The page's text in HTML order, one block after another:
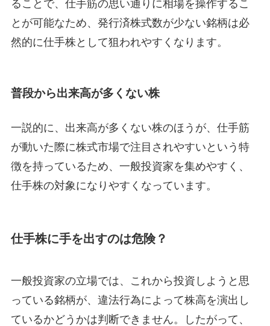
ることで、仕手筋の思い通りに相場を操作するこ
とが可能なため、発行済株式数が少ない銘柄は必
然的に仕手株として狙われやすくなります。
普段から出来高が多くない株
一説的に、出来高が多くない株のほうが、仕手筋
が動いた際に株式市場で注目されやすいという特
徴を持っているため、一般投資家を集めやすく、
仕手株の対象になりやすくなっています。
仕手株に手を出すのは危険？
一般投資家の立場では、これから投資しようと思
っている銘柄が、違法行為によって株高を演出し
ているかどうかは判断できません。したがって、